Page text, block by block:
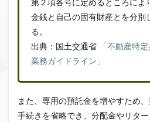
第２項各号に定めるところによ
金銭と自己の固有財産とを分別
る。
出典：国土交通省
「不動産特
業務ガイドライン」
また、専用の預託金を増やすため
手続きを省略でき、分配金やリタ